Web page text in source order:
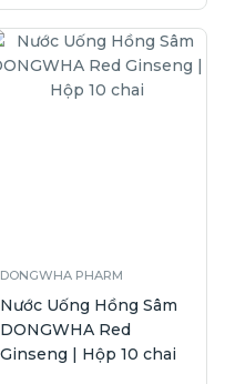
DONGWHA PHARM
Nước Uống Hồng Sâm
DONGWHA Red
Ginseng | Hộp 10 chai